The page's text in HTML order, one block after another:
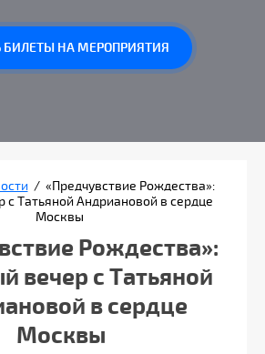
БИЛЕТЫ НА МЕРОПРИЯТИЯ
/ «Предчувствие Рождества»:
с Татьяной Андриановой в сердце
Москвы
Рождества»:
вечер с Татьяной
в сердце
Москвы